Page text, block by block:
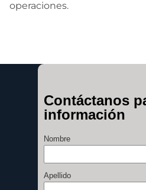
operaciones.